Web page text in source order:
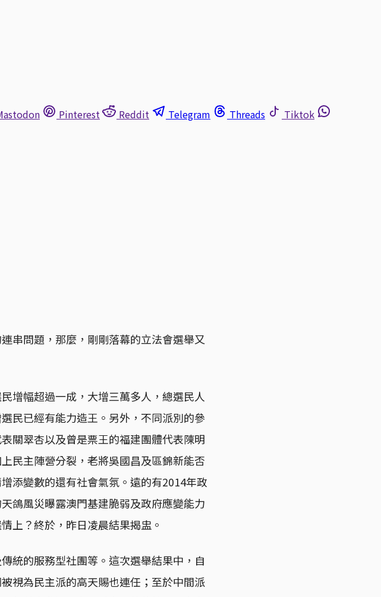
Pinterest Reddit Telegram Threads
Tiktok
串問題，那麼，剛剛落幕的立法會選舉又
增幅超過一成，大增三萬多人，總選民人
民已經有能力造王。另外，不同派別的參
關翠杏以及曾是票王的福建團體代表陳明
民主陣營分裂，老將吳國昌及區錦新能否
添變數的還有社會氣氛。遠的有2014年政
鴿風災曝露澳門基建脆弱及政府應變能力
上？終於，昨日凌晨結果揭盅。
統的服務型社團等。這次選舉結果中，自
視為民主派的高天賜也連任；至於中間派